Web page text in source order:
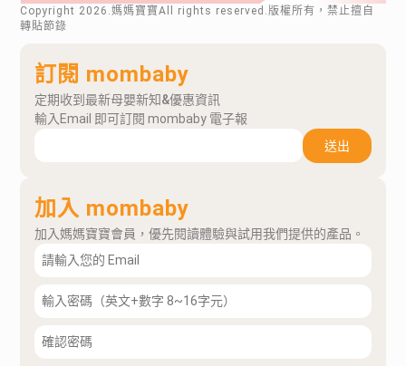
Copyright 2026 .媽媽寶寶All rights reserved.版權所有，禁止擅自
轉貼節錄
訂閱 mombaby
定期收到最新母嬰新知&優惠資訊
輸入Email 即可訂閱 mombaby 電子報
送出
加入 mombaby
加入媽媽寶寶會員，優先閱讀體驗與試用我們提供的產品。